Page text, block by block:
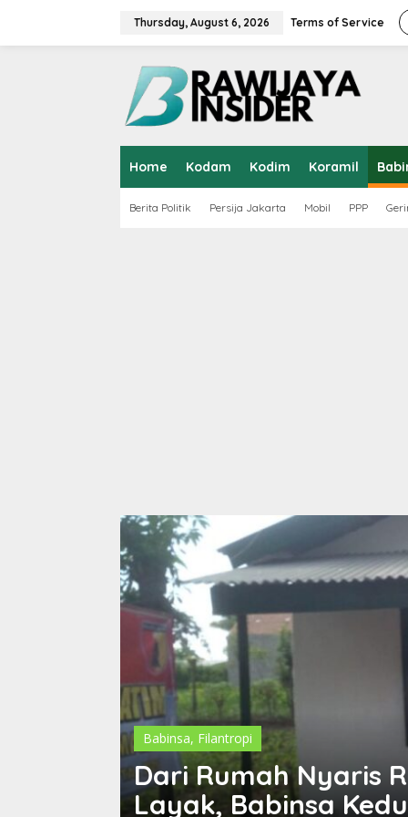
Thursday, August 6, 2026 Terms of Service
Home Kodam Kodim Koramil
Berita Politik Persija Jakarta Mobil PPP
Babinsa, Filantropi
Dari Rumah Nyaris
Layak, Babinsa